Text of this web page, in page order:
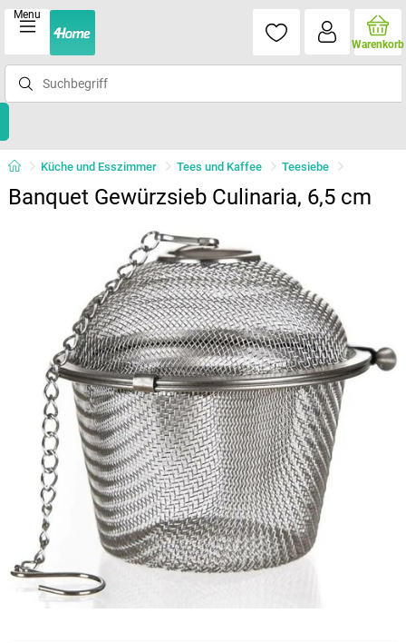
Menu
Warenkorb
Küche und Esszimmer Tees und Kaffee Teesiebe
Banquet Gewürzsieb Culinaria, 6,5 cm